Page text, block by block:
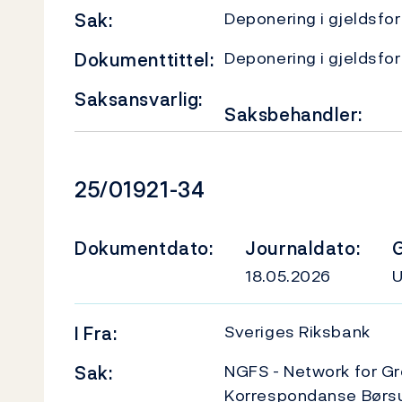
Sak: Deponering i
Dokumenttittel: Deponering i
Saksansvarlig:
Saksbehandler:
Dokumentnummer
25/01921-34
Dokumentdato: Journaldato:
18.05.2026
I Fra: Sveriges Riksbank
Sak:
NGFS - Network for
Korrespondanse